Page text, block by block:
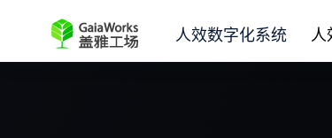
人效数字化系统 人